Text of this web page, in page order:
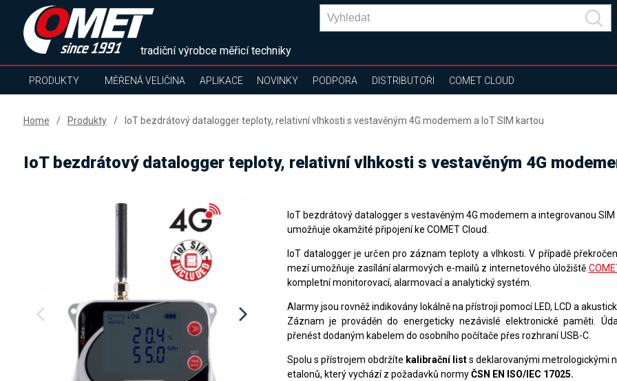
tradiční výrobce měřicí techniky
PRODUKTY MĚŘENÁ VELIČINA APLIKACE NOVINKY PODPORA DISTRIBUTOŘI COMET CLOUD
Home Produkty IoT bezdrátový datalogger teploty, relativní vlhkosti s vestavěným 4G modemem a IoT SIM kartou
IoT bezdrátový datalogger teploty, relativní vlhkosti s vestavěným 4G
IoT bezdrátový datalogger s vestavěným 4G modemem a integrovanou
umožňuje okamžité připojení ke COMET Cloud.
IoT datalogger je určen pro záznam teploty a vlhkosti. V případě
mezí umožňuje zasílání alarmových e-mailů z internetového úložiště
kompletní monitorovací, alarmovací a analytický systém
Alarmy jsou rovněž indikovány lokálně na přístroji pomocí LED, LCD a
Záznam je prováděn do energeticky nezávislé elektronické paměti.
přenést dodaným kabelem do osobního počítače přes rozhraní USB-C.
Spolu s přístrojem obdržíte kalibrační lists deklarovanými metrologickými
etalonů, který vychází z požadavků normyČSN EN ISO/IEC 17025.